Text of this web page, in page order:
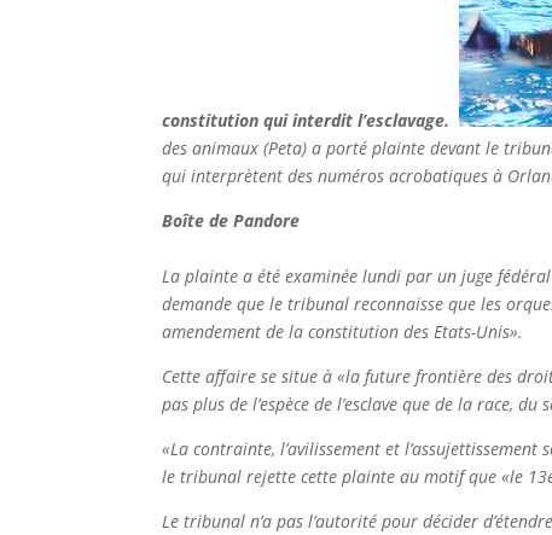
constitution qui interdit l’esclavage.
des animaux (Peta) a porté plainte devant le
qui interprètent des numéros acrobatiques à
Boîte de Pandore
La plainte a été examinée lundi par un juge
demande que le tribunal reconnaisse que les
amendement de la constitution des Etats-Unis».
Cette affaire se situe à «la future frontière des
pas plus de l’espèce de l’esclave que de la race,
«La contrainte, l’avilissement et
le tribunal rejette cette plainte au motif que «le
Le tribunal n’a pas l’autorité pour décider